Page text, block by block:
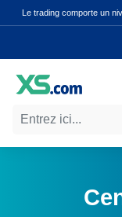
Le trading comporte un